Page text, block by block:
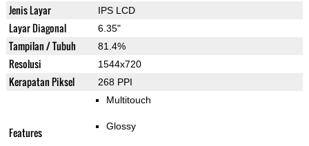
Jenis Layar IPS LCD
Layar Diagonal 6.35"
Tampilan / Tubuh 81.4%
Resolusi 1544x720
Kerapatan Piksel 268 PPI
Features
Multitouch
Glossy